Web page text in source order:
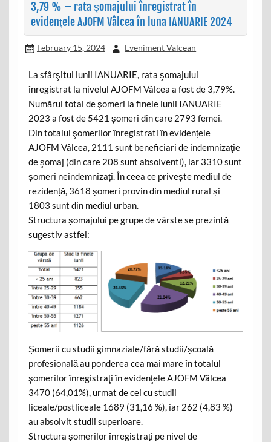
3,79 % – rata şomajului înregistrat în
evidenţele AJOFM Vâlcea în luna IANUARIE 2024
February 15, 2024 Eveniment Valcean
La sfârşitul lunii IANUARIE, rata şomajului
înregistrat la nivelul AJOFM Vâlcea a fost de 3,79%.
Numărul total de şomeri la finele lunii IANUARIE
2023 a fost de 5421 șomeri din care 2793 femei.
Din totalul şomerilor înregistrati în evidențele
AJOFM Vâlcea, 2111 sunt beneficiari de indemnizaţie
de şomaj (din care 208 sunt absolventi), iar 3310 sunt
șomeri neindemnizați. În ceea ce privește mediul de
rezidență, 3618 șomeri provin din mediul rural și
1803 sunt din mediul urban.
Structura șomajului pe grupe de vârste se prezintă
sugestiv astfel:
Șomerii cu studii gimnaziale/fără studii/școală
profesională au ponderea cea mai mare în totalul
şomerilor înregistraţi în evidenţele AJOFM Vâlcea
3470 (64,01%), urmat de cei cu studii
liceale/postliceale 1689 (31,16 %), iar 262 (4,83 %)
au absolvit studii superioare.
Structura șomerilor înregistrați pe nivel de